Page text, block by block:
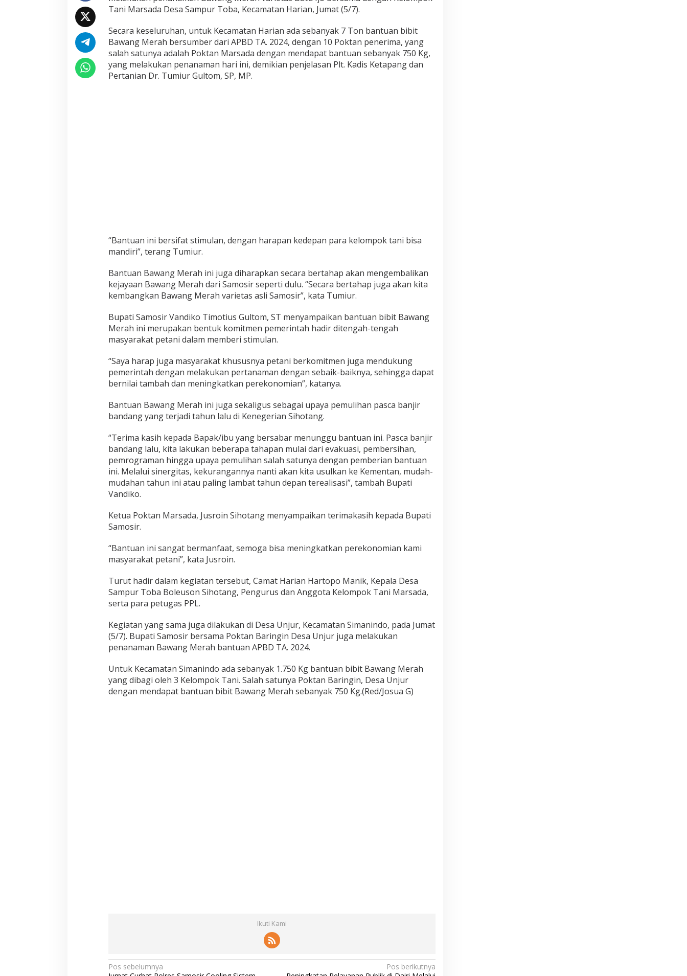
r
s
m
a
o
k
t
u
r
o
b
a
L
k
u
k
a
P
e
n
a
a
m
n
B
a
w
a
n
r
Tani Marsada Desa Sampur Toba, Kecamatan Harian, Jumat (5/7).
Secara keseluruhan, untuk Kecamatan Harian ada sebanyak 7 Ton bantuan bibit
Bawang Merah bersumber dari APBD TA. 2024, dengan 10 Poktan penerima, yang
salah satunya adalah Poktan Marsada dengan mendapat bantuan sebanyak 750 Kg,
yang melakukan penanaman hari ini, demikian penjelasan Plt. Kadis Ketapang dan
Pertanian Dr. Tumiur Gultom, SP, MP.
“Bantuan ini bersifat stimulan, dengan harapan kedepan para kelompok tani bisa
mandiri”, terang Tumiur.
Bantuan Bawang Merah ini juga diharapkan secara bertahap akan mengembalikan
kejayaan Bawang Merah dari Samosir seperti dulu. “Secara bertahap juga akan kita
kembangkan Bawang Merah varietas asli Samosir”, kata Tumiur.
Bupati Samosir Vandiko Timotius Gultom, ST menyampaikan bantuan bibit Bawang
Merah ini merupakan bentuk komitmen pemerintah hadir ditengah-tengah
masyarakat petani dalam memberi stimulan.
“Saya harap juga masyarakat khususnya petani berkomitmen juga mendukung
pemerintah dengan melakukan pertanaman dengan sebaik-baiknya, sehingga dapat
bernilai tambah dan meningkatkan perekonomian”, katanya.
Bantuan Bawang Merah ini juga sekaligus sebagai upaya pemulihan pasca banjir
bandang yang terjadi tahun lalu di Kenegerian Sihotang.
“Terima kasih kepada Bapak/ibu yang bersabar menunggu bantuan ini. Pasca banjir
bandang lalu, kita lakukan beberapa tahapan mulai dari evakuasi, pembersihan,
pemrograman hingga upaya pemulihan salah satunya dengan pemberian bantuan
ini. Melalui sinergitas, kekurangannya nanti akan kita usulkan ke Kementan, mudah-
mudahan tahun ini atau paling lambat tahun depan terealisasi”, tambah Bupati
Vandiko.
Ketua Poktan Marsada, Jusroin Sihotang menyampaikan terimakasih kepada Bupati
Samosir.
“Bantuan ini sangat bermanfaat, semoga bisa meningkatkan perekonomian kami
masyarakat petani”, kata Jusroin.
Turut hadir dalam kegiatan tersebut, Camat Harian Hartopo Manik, Kepala Desa
Sampur Toba Boleuson Sihotang, Pengurus dan Anggota Kelompok Tani Marsada,
serta para petugas PPL.
Kegiatan yang sama juga dilakukan di Desa Unjur, Kecamatan Simanindo, pada Jumat
(5/7). Bupati Samosir bersama Poktan Baringin Desa Unjur juga melakukan
penanaman Bawang Merah bantuan APBD TA. 2024.
Untuk Kecamatan Simanindo ada sebanyak 1.750 Kg bantuan bibit Bawang Merah
yang dibagi oleh 3 Kelompok Tani. Salah satunya Poktan Baringin, Desa Unjur
dengan mendapat bantuan bibit Bawang Merah sebanyak 750 Kg.(Red/Josua G)
Ikuti Kami
N
Pos sebelumnya
Pos berikutnya